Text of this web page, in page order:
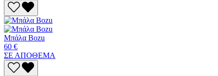
Μπάλα Bozu
60 €
ΣΕ ΑΠΟΘΕΜΑ